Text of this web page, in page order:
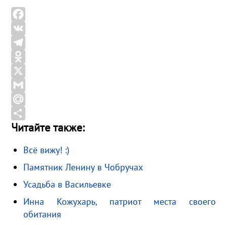
F
a
c
e
b
o
o
k
V
K
T
e
l
e
g
r
m
O
d
n
o
k
a
s
s
n
X
G
m
a
M
a
R
u
О
п
р
а
в
Читайте также:
Всё вижу! :)
Памятник Ленину в Чобручах
Усадьба в Васильевке
Инна Кожухарь, патриот места своего
обитания